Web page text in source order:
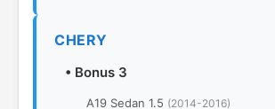
CHERY
• Bonus 3
A19 Sedan 1.5 (2014-2016)